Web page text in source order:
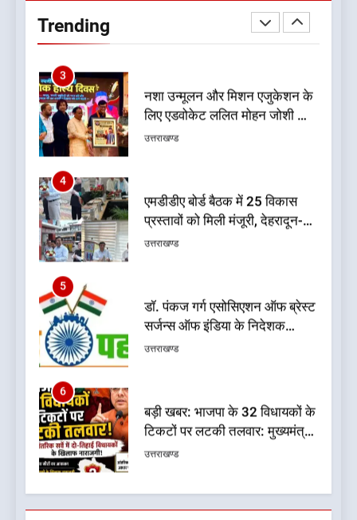
Trending
भालू, ग्रामीणों में दहशत
3
नशा उन्मूलन और मिशन एजुकेशन के
लिए एडवोकेट ललित मोहन जोशी को
मिला ‘घन्ना भाई सम्मान-2026
उत्तराखण्ड
4
एमडीडीए बोर्ड बैठक में 25 विकास
प्रस्तावों को मिली मंजूरी, देहरादून-
मसूरी के नियोजित विकास को मिलेगी
उत्तराखण्ड
5
डॉ. पंकज गर्ग एसोसिएशन ऑफ ब्रेस्ट
सर्जन्स ऑफ इंडिया के निदेशक
(शिक्षा), उत्तर क्षेत्र निर्वाचित
उत्तराखण्ड
6
बड़ी खबर: भाजपा के 32 विधायकों के
टिकटों पर लटकी तलवार: मुख्यमंत्री
पुष्कर सिंह धामी के लिए सुरक्षित सीट
उत्तराखण्ड
7